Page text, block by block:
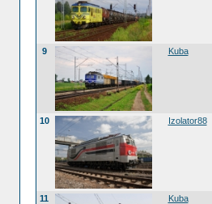
9 Kuba
10 Izolator88
11 Kuba